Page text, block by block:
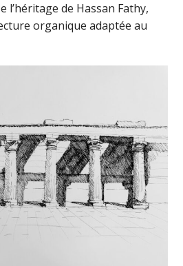
l’héritage de Hassan Fathy,
organique adaptée au